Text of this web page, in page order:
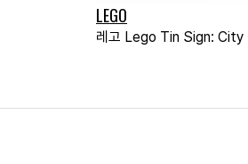
LEGO
레고 Lego Tin Sign: City